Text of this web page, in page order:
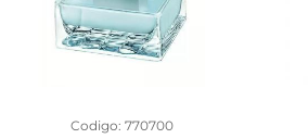
Codigo: 770700